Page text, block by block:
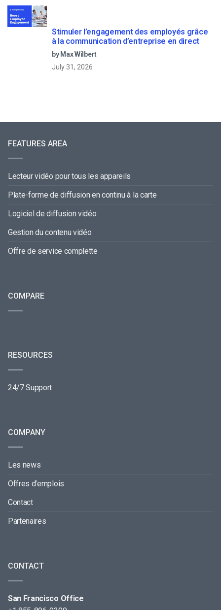
Stimuler l’engagement des employés grâce
à la communication d’entreprise en direct
by Max Wilbert
July 31, 2026
FEATURES AREA
Lecteur vidéo pour tous les appareils
Plate-forme de diffusion en continu à la carte
Logiciel de diffusion vidéo
Gestion du contenu vidéo
Offre de service complette
COMPARE
RESOURCES
24/7 Support
COMPANY
Les news
Offres d’emplois
Contact
Partenaires
CONTACT
San Francisco Office